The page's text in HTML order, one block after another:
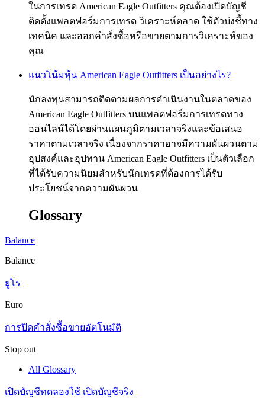
ในการเทรด American Eagle Outfitters คุณต้องเปิดบัญชี
ติดตั้งแพลตฟอร์มการเทรด วิเคราะห์ตลาด ใช้ตัวบ่งชี้ทาง
เทคนิค และออกคำสั่งซื้อหรือขายตามการวิเคราะห์ของ
คุณ
แนวโน้มหุ้น American Eagle Outfitters เป็นอย่างไร?
นักลงทุนสามารถติดตามผลการดำเนินงานในตลาดของ
American Eagle Outfitters บนแพลตฟอร์มการเทรดทาง
ออนไลน์ได้โดยผ่านแผนภูมิตามเวลาจริงและข้อเสนอ
ราคาตามเวลาจริง เนื่องจากราคาอาจมีความผันผวนตาม
อุปสงค์และอุปทาน American Eagle Outfitters เป็นตัวเลือก
ที่ได้รับความนิยมสำหรับนักเทรดที่ต้องการได้รับ
ประโยชน์จากความผันผวน
Glossary
Balance
Balance
ยูโร
Euro
การปิดคำสั่งซื้อขายอัตโนมัติ
Stop out
All Glossary
เปิดบัญชีทดลองใช้ เปิดบัญชีจริง